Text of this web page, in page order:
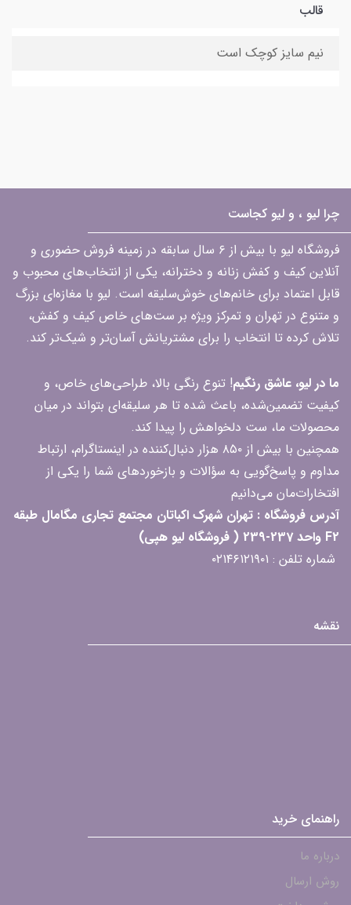
قالب
نیم سایز کوچک است
چرا لیو ، و لیو کجاست
فروشگاه لیو با بیش از ۶ سال سابقه در زمینه فروش حضوری و
آنلاین کیف و کفش زنانه و دخترانه، یکی از انتخاب‌های محبوب و
قابل اعتماد برای خانم‌های خوش‌سلیقه است. لیو با مغازه‌ای بزرگ
و متنوع در تهران و تمرکز ویژه بر ست‌های خاص کیف و کفش،
تلاش کرده تا انتخاب را برای مشتریانش آسان‌تر و شیک‌تر کند.
ما در لیو، عاشق رنگیم! تنوع رنگی بالا، طراحی‌های خاص، و
کیفیت تضمین‌شده، باعث شده تا هر سلیقه‌ای بتواند در میان
محصولات ما، ست دلخواهش را پیدا کند.
همچنین با بیش از ۸۵۰ هزار دنبال‌کننده در اینستاگرام، ارتباط
مداوم و پاسخ‌گویی به سؤالات و بازخوردهای شما را یکی از
افتخارات‌مان می‌دانیم
آدرس فروشگاه : تهران شهرک اکباتان مجتمع تجاری مگامال طبقه
F2 واحد 237-239 ( فروشگاه لیو هپی)
شماره تلفن : ۰۲۱۴۶۱۲۱۹۰۱
نقشه
راهنمای خرید
درباره ما
روش ارسال